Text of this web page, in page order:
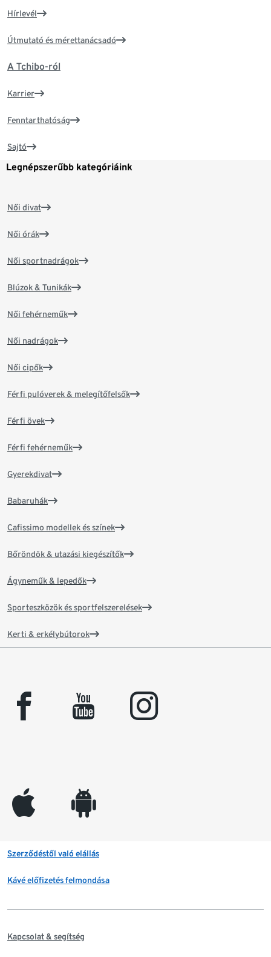
Hírlevél
Útmutató és mérettanácsadó
A Tchibo-ról
Karrier
Fenntarthatóság
Sajtó
Legnépszerűbb kategóriáink
Női divat
Női órák
Női sportnadrágok
Blúzok & Tunikák
Női fehérneműk
Női nadrágok
Női cipők
Férfi pulóverek & melegítőfelsők
Férfi övek
Férfi fehérneműk
Gyerekdivat
Babaruhák
Cafissimo modellek és színek
Bőröndök & utazási kiegészítők
Ágyneműk & lepedők
Sporteszközök és sportfelszerelések
Kerti & erkélybútorok
facebook youtube instagram
appleinc android
Szerződéstől való elállás
Kávé előfizetés felmondása
Kapcsolat & segítség